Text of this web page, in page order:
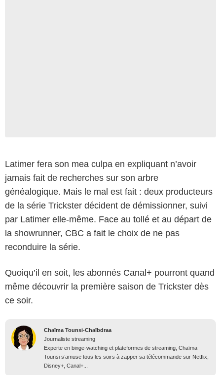
Latimer fera son mea culpa en expliquant n’avoir
jamais fait de recherches sur son arbre
généalogique. Mais le mal est fait : deux producteurs
de la série Trickster décident de démissionner, suivi
par Latimer elle-même. Face au tollé et au départ de
la showrunner, CBC a fait le choix de ne pas
reconduire la série.
Quoiqu’il en soit, les abonnés Canal+ pourront quand
même découvrir la première saison de Trickster dès
ce soir.
Chaïma Tounsi-Chaïbdraa
Journaliste streaming
Experte en binge-watching et plateformes de streaming, Chaïma
Tounsi s’amuse tous les soirs à zapper sa télécommande sur Netflix,
Disney+, Canal+...